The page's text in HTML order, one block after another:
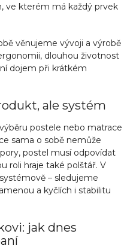
ve kterém má každý prvek
věnujeme vývoji a výrobě
dlouhou životnost
dojem při krátkém
ale systém
postele nebo matrace
sama o sobě nemůže
postel musí odpovídat
roli hraje také polštář. V
– sledujeme
a kyčlích i stabilitu
jak dnes